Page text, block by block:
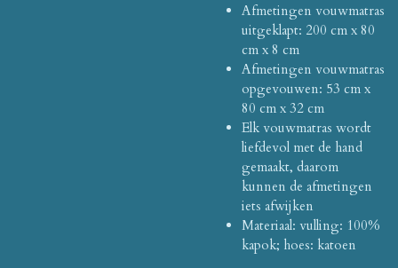
Afmetingen vouwmatras
uitgeklapt: 200 cm x 80
cm x 8 cm
Afmetingen vouwmatras
opgevouwen: 53 cm x
80 cm x 32 cm
Elk vouwmatras wordt
liefdevol met de hand
gemaakt, daarom
kunnen de afmetingen
iets afwijken
Materiaal: vulling: 100%
kapok; hoes: katoen